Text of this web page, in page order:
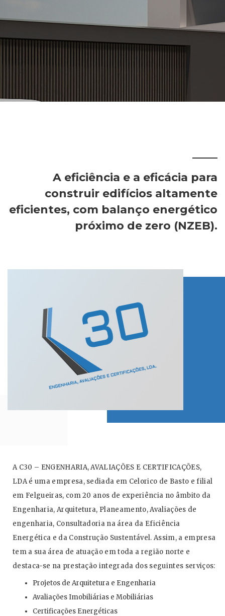
A eficiência e a eficácia para
construir edifícios altamente
eficientes, com balanço energético
próximo de zero (NZEB).
A C30 – ENGENHARIA, AVALIAÇÕES E CERTIFICAÇÕES,
LDA é uma empresa, sediada em Celorico de Basto e filial
em Felgueiras, com 20 anos de experiência no âmbito da
Engenharia, Arquitetura, Planeamento, Avaliações de
engenharia, Consultadoria na área da Eficiência
Energética e da Construção Sustentável. Assim, a empresa
tem a sua área de atuação em toda a região norte e
destaca-se na prestação integrada dos seguintes serviços:
Projetos de Arquitetura e Engenharia
Avaliações Imobiliárias e Mobiliárias
Certificações Energéticas